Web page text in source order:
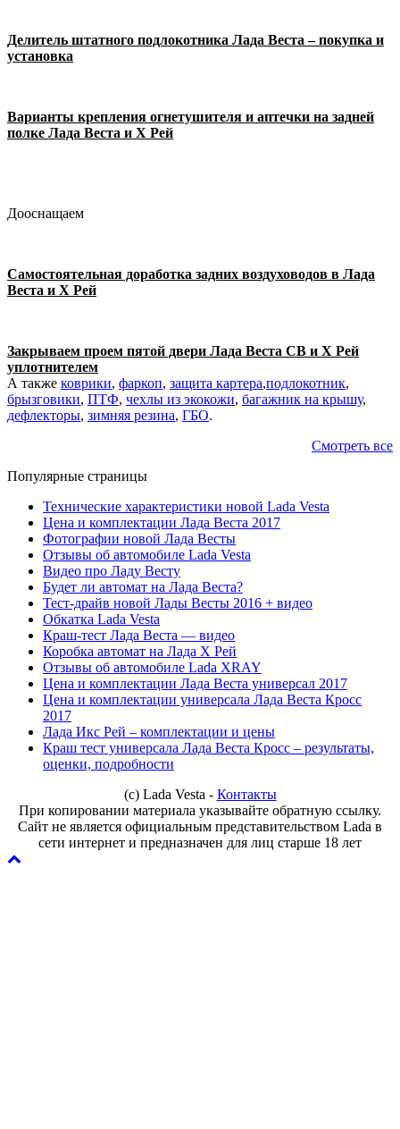
Делитель штатного подлокотника Лада Веста – покупка и
установка
Варианты крепления огнетушителя и аптечки на задней
полке Лада Веста и Х Рей
Дооснащаем
Самостоятельная доработка задних воздуховодов в Лада
Веста и Х Рей
Закрываем проем пятой двери Лада Веста СВ и Х Рей
уплотнителем
А также коврики, фаркоп, защита картера,подлокотник,
брызговики, ПТФ, чехлы из экокожи, багажник на крышу,
дефлекторы, зимняя резина, ГБО.
Смотреть все
Популярные страницы
Технические характеристики новой Lada Vesta
Цена и комплектации Лада Веста 2017
Фотографии новой Лада Весты
Отзывы об автомобиле Lada Vesta
Видео про Ладу Весту
Будет ли автомат на Лада Веста?
Тест-драйв новой Лады Весты 2016 + видео
Обкатка Lada Vesta
Краш-тест Лада Веста — видео
Коробка автомат на Лада Х Рей
Отзывы об автомобиле Lada XRAY
Цена и комплектации Лада Веста универсал 2017
Цена и комплектации универсала Лада Веста Кросс
2017
Лада Икс Рей – комплектации и цены
Краш тест универсала Лада Веста Кросс – результаты,
оценки, подробности
(с) Lada Vesta - Контакты
При копировании материала указывайте обратную ссылку.
Сайт не является официальным представительством Lada в
сети интернет и предназначен для лиц старше 18 лет